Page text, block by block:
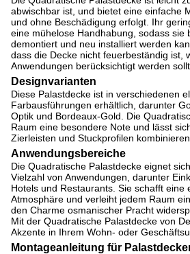
abwischbar ist, und bietet eine einfache
und ohne Beschädigung erfolgt. Ihr
eine mühelose Handhabung, sodass sie
demontiert und neu installiert werden
dass die Decke nicht feuerbeständig ist,
Anwendungen berücksichtigt werden
Designvarianten
Diese Palastdecke ist in verschiedenen
Farbausführungen erhältlich, darunter
Optik und Bordeaux-Gold. Die
Raum eine besondere Note und lässt
Zierleisten und Stuckprofilen kombinieren.
Anwendungsbereiche
Die Quadratische Palastdecke eignet
Vielzahl von Anwendungen, darunter
Hotels und Restaurants. Sie schafft eine
Atmosphäre und verleiht jedem Raum
den Charme osmanischer Pracht
Mit der Quadratische Palastdecke von
Akzente in Ihrem Wohn- oder
Montageanleitung für